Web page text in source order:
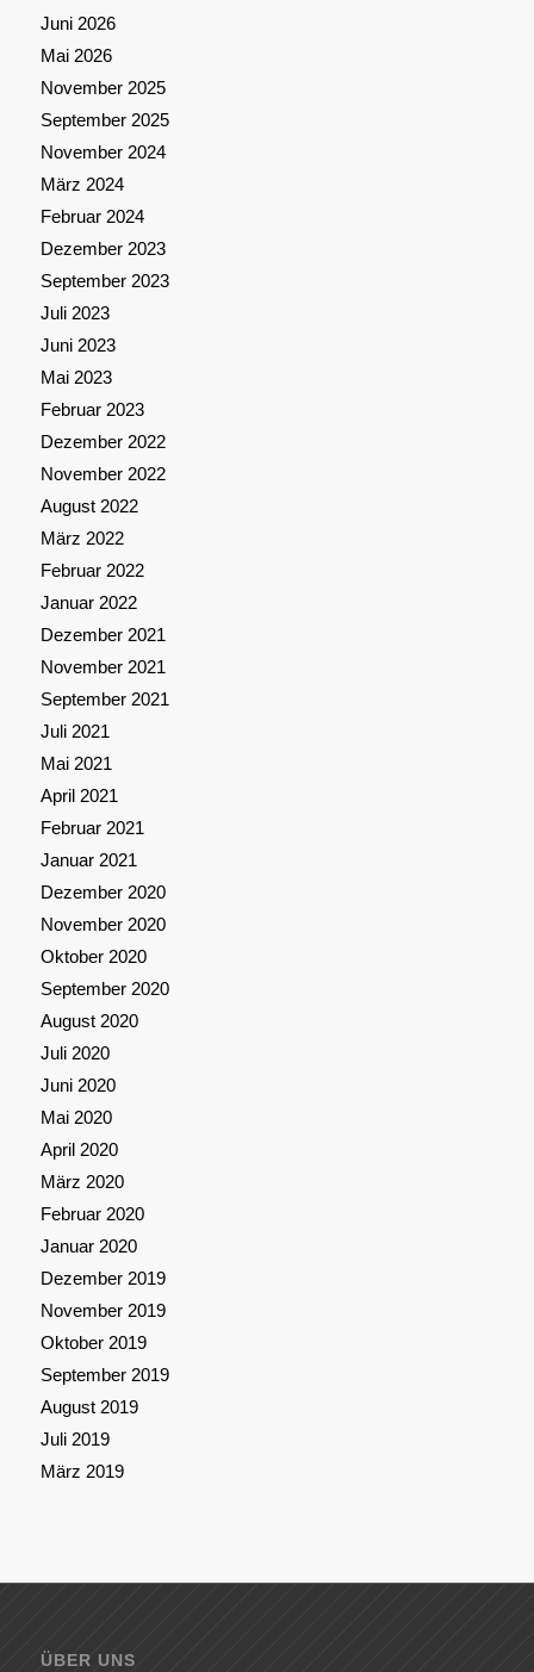
Juni 2026
Mai 2026
November 2025
September 2025
November 2024
März 2024
Februar 2024
Dezember 2023
September 2023
Juli 2023
Juni 2023
Mai 2023
Februar 2023
Dezember 2022
November 2022
August 2022
März 2022
Februar 2022
Januar 2022
Dezember 2021
November 2021
September 2021
Juli 2021
Mai 2021
April 2021
Februar 2021
Januar 2021
Dezember 2020
November 2020
Oktober 2020
September 2020
August 2020
Juli 2020
Juni 2020
Mai 2020
April 2020
März 2020
Februar 2020
Januar 2020
Dezember 2019
November 2019
Oktober 2019
September 2019
August 2019
Juli 2019
März 2019
ÜBER UNS